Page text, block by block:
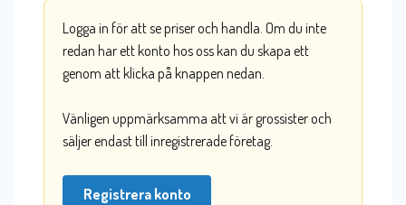
Logga in för att se priser och handla. Om du inte
redan har ett konto hos oss kan du skapa ett
genom att klicka på knappen nedan.
Vänligen uppmärksamma att vi är grossister och
säljer endast till inregistrerade företag.
Registrera konto